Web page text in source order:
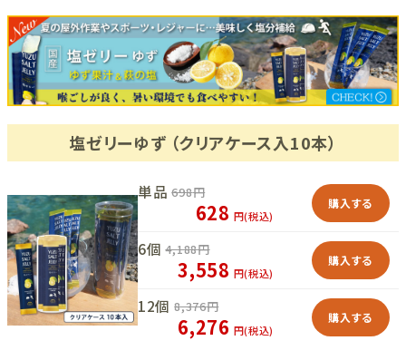
塩ゼリーゆず （クリアケース入10本）
単品 698円
628 円(税込)
購入する
6個 4,188円
3,558 円(税込)
購入する
12個 8,376円
6,276 円(税込)
購入する